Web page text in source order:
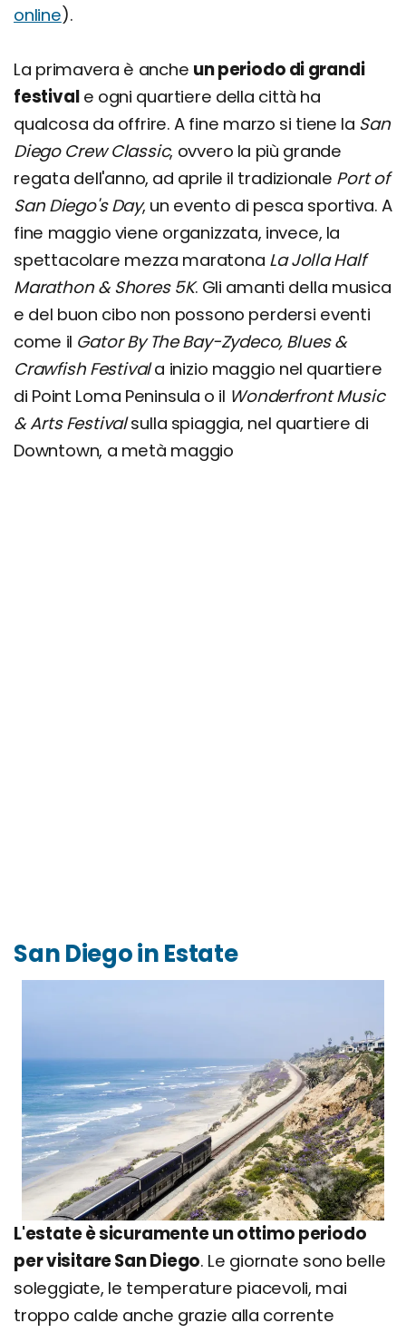
online).
La primavera è anche un periodo di grandi
festivale ogni quartiere della città ha
qualcosa da offrire. A fine marzo si tiene la San
Diego Crew Classic, ovvero la più grande
regata dell'anno, ad aprile il tradizionale Port of
San Diego's Day, un evento di pesca sportiva. A
fine maggio viene organizzata, invece, la
spettacolare mezza maratona La Jolla Half
Marathon & Shores 5K. Gli amanti della musica
e del buon cibo non possono perdersi eventi
come il Gator By The Bay-Zydeco, Blues &
Crawfish Festivala inizio maggio nel quartiere
di Point Loma Peninsula o il Wonderfront Music
& Arts Festivalsulla spiaggia, nel quartiere di
Downtown, a metà maggio
San Diego in Estate
L'estate è sicuramente un ottimo periodo
per visitare San Diego. Le giornate sono belle
soleggiate, le temperature piacevoli, mai
troppo calde anche grazie alla corrente